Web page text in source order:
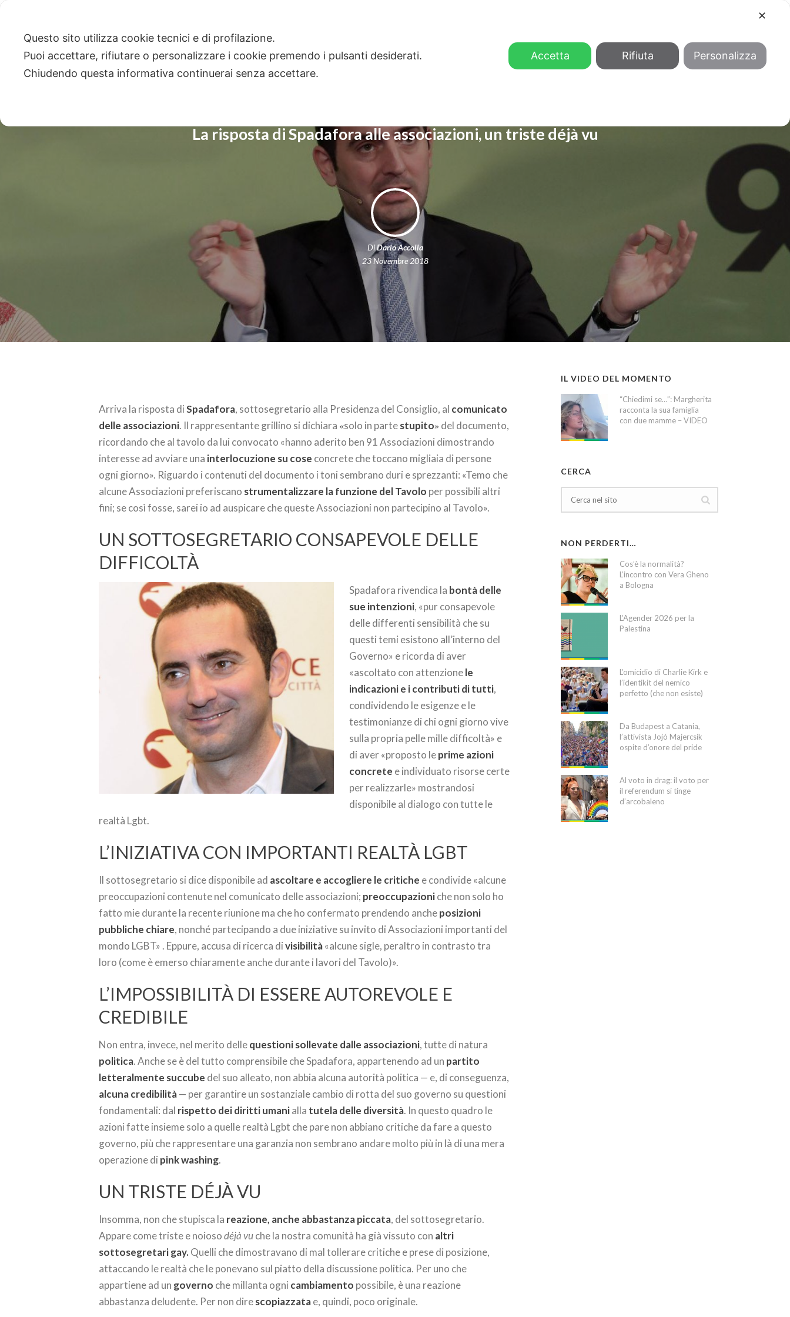
La risposta di Spadafora alle associazioni, un triste déjà vu
Di Dario Accolla
23 Novembre 2018
Arriva la risposta diSpadafora, sottosegretario alla Presidenza del Consiglio, al comunicato
delle associazioni. Il rappresentante grillino si dichiara «solo in partestupito» del documento,
ricordando che al tavolo da lui convocato «hanno aderito ben 91 Associazioni dimostrando
interesse ad avviare una interlocuzione su cose concrete che toccano migliaia di persone
ogni giorno». Riguardo i contenuti del documento i toni sembrano duri e sprezzanti: «Temo che
alcune Associazioni preferiscano strumentalizzare la funzione del Tavolo per possibili altri
fini; se così fosse, sarei io ad auspicare che queste Associazioni non partecipino al Tavolo».
UN SOTTOSEGRETARIO CONSAPEVOLE DELLE
DIFFICOLTÀ
Spadafora rivendica la bontà delle
sue intenzioni, «pur consapevole
delle differenti sensibilità che su
questi temi esistono all’interno del
Governo» e ricorda di aver
«ascoltato con attenzionele
indicazioni e i contributi di tutti,
condividendo le esigenze e le
testimonianze di chi ogni giorno vive
sulla propria pelle mille difficoltà» e
di aver «proposto leprime azioni
concrete e individuato risorse certe
per realizzarle» mostrandosi
disponibile al dialogo con tutte le
realtà Lgbt.
L’INIZIATIVA CON IMPORTANTI REALTÀ LGBT
Il sottosegretario si dice disponibile ad ascoltare e accogliere le critiche e condivide «alcune
preoccupazioni contenute nel comunicato delle associazioni; preoccupazioniche non solo ho
fatto mie durante la recente riunione ma che ho confermato prendendo ancheposizioni
pubbliche chiare, nonché partecipando a due iniziative su invito di Associazioni importanti del
mondo LGBT» . Eppure, accusa di ricerca divisibilità«alcune sigle, peraltro in contrasto tra
loro (come è emerso chiaramente anche durante i lavori del Tavolo)».
L’IMPOSSIBILITÀ DI ESSERE AUTOREVOLE E
CREDIBILE
Non entra, invece, nel merito dellequestioni sollevate dalle associazioni, tutte di natura
politica. Anche se è del tutto comprensibile che Spadafora, appartenendo ad un partito
letteralmente succube del suo alleato, non abbia alcuna autorità politica — e, di conseguenza,
alcuna credibilità— per garantire un sostanziale cambio di rotta del suo governo su questioni
fondamentali: dal rispetto dei diritti umanialla tutela delle diversità. In questo quadro le
azioni fatte insieme solo a quelle realtà Lgbt che pare non abbiano critiche da fare a questo
governo, più che rappresentare una garanzia non sembrano andare molto più in là di una mera
operazione di pink washing.
UN TRISTE DÉJÀ VU
Insomma, non che stupisca la reazione, anche abbastanza piccata, del sottosegretario.
Appare come triste e noiosodéjà vuche la nostra comunità ha già vissuto con altri
sottosegretari gay.Quelli che dimostravano di mal tollerare critiche e prese di posizione,
attaccando le realtà che le ponevano sul piatto della discussione politica. Per uno che
appartiene ad un governo che millanta ogni cambiamento possibile, è una reazione
abbastanza deludente. Per non direscopiazzatae, quindi, poco originale.
IL VIDEO DEL MOMENTO
“Chiedimi se…”: Margherita
racconta la sua famiglia
con due mamme – VIDEO
CERCA
NON PERDERTI…
Cos’è la normalità?
L’incontro con Vera Gheno
a Bologna
L’Agender 2026 per la
Palestina
L’omicidio di Charlie Kirk e
l’identikit del nemico
perfetto (che non esiste)
Da Budapest a Catania,
l’attivista Jojó Majercsik
ospite d’onore del pride
Al voto in drag: il voto per
il referendum si tinge
d’arcobaleno
✕
Questo sito utilizza cookie tecnici e di profilazione.
Puoi accettare, rifiutare o personalizzare i cookie premendo i pulsanti desiderati.
Chiudendo questa informativa continuerai senza accettare.
Accetta Rifiuta Personalizza